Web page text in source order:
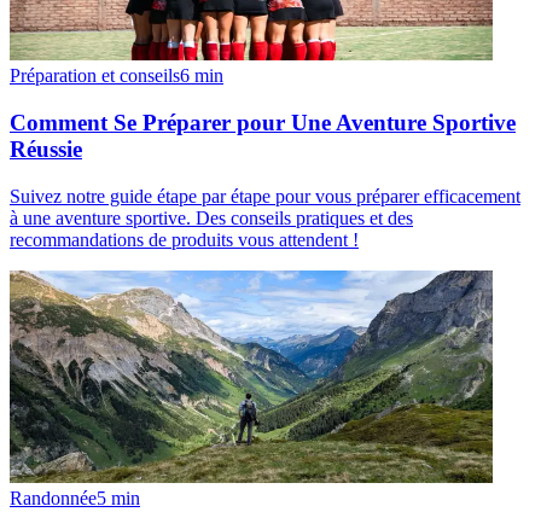
Préparation et conseils6 min
Comment Se Préparer pour Une Aventure Sportive
Réussie
Suivez notre guide étape par étape pour vous préparer efficacement
à une aventure sportive. Des conseils pratiques et des
recommandations de produits vous attendent !
Randonnée5 min